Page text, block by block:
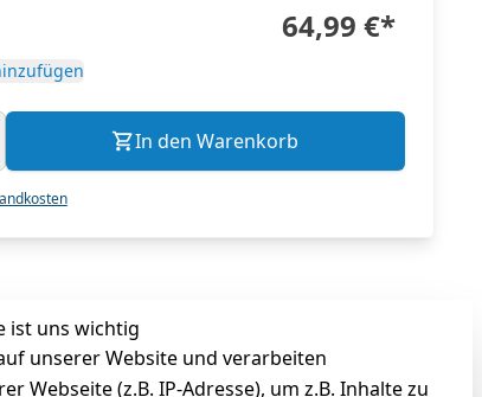
64,99 €*
In den Warenkorb
ist uns wichtig
unserer Website und verarbeiten
Webseite (z.B. IP-Adresse), um z.B. Inhalte zu